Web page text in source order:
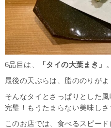
6品目は、 「タイの大葉まき」 。
最後の天ぷらは、脂ののりがよ
そんなタイとさっぱりとした
完璧！もうたまらない美味しさ
このお店では、食べるスピード